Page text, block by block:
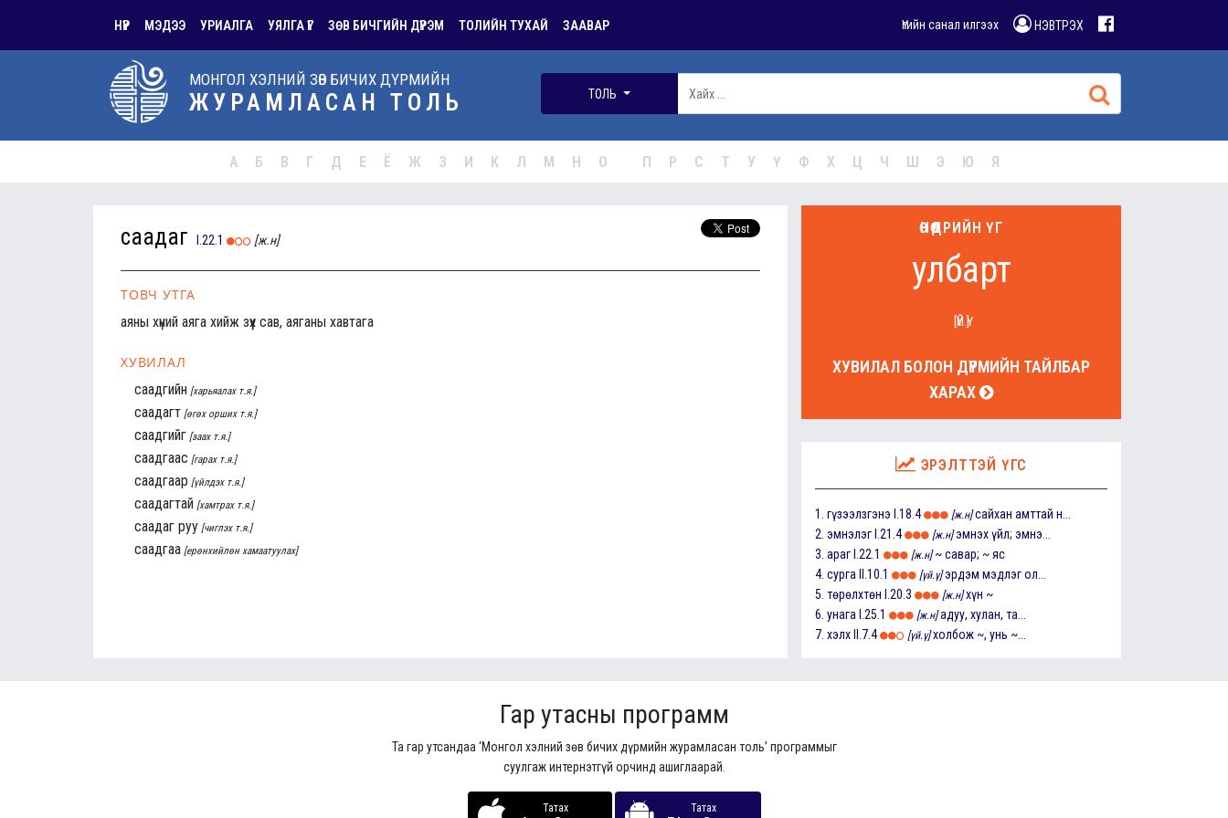
НҮҮР МЭДЭЭ УРИАЛГА УЯЛГА ҮГ ЗӨВ БИЧГИЙН ДҮРЭМ ТОЛИЙН ТУХАЙ ЗААВАР Үгийн санал илгээх НЭВТРЭХ
МОНГОЛ ХЭЛНИЙ ЗӨВ БИЧИХ ДҮРМИЙН
ЖУРАМЛАСАН ТОЛЬ ТОЛЬ
А Б В Г Д Е Ё Ж З И К Л М Н О П Р С Т У Ү Ф Х Ц Ч Ш Э Ю Я
саадаг I.22.1 [ж.н]
ТОВЧ УТГА
аяны хүний аяга хийж зүүх сав, аяганы хавтага
ХУВИЛАЛ
саадгийн [харьяалах т.я.]
саадагт [өгөх орших т.я.]
саадгийг [заах т.я.]
саадгаас [гарах т.я.]
саадгаар [үйлдэх т.я.]
саадагтай [хамтрах т.я.]
саадаг руу [чиглэх т.я.]
саадгаа [ерөнхийлөн хамаатуулах]
ӨНӨӨДРИЙН ҮГ
улбарт
[ҮЙ.Ү]
ХУВИЛАЛ БОЛОН ДҮРМИЙН ТАЙЛБАР
ХАРАХ
ЭРЭЛТТЭЙ ҮГС
1. гүзээлзгэнэ I.18.4 [ж.н] сайхан амттай н...
2. эмнэлэг I.21.4 [ж.н] эмнэх үйл; эмнэ...
3. араг I.22.1 [ж.н] ~ савар; ~ яс
4. сурга II.10.1 [үй.ү] эрдэм мэдлэг ол...
5. төрөлхтөн I.20.3 [ж.н] хүн ~
6. унага I.25.1 [ж.н] адуу, хулан, та...
7. хэлх II.7.4 [үй.ү] холбож ~, унь ~...
Гар утасны программ
Та гар утсандаа ‘Монгол хэлний зөв бичих дүрмийн журамласан толь’ программыг
суулгаж интернэтгүй орчинд ашиглаарай.
Татах Татах